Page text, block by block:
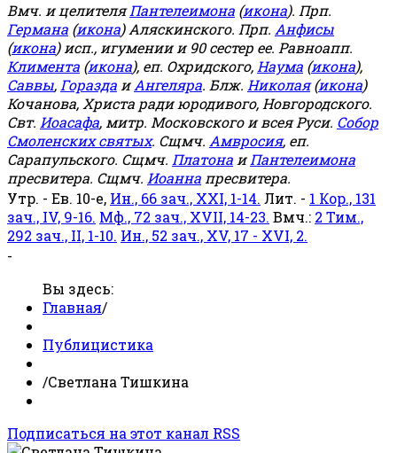
Вмч. и целителяПантелеимона (икона). Прп.
Германа (икона) Аляскинского. Прп. Анфисы
(икона) исп., игумении и 90 сестер ее. Равноапп.
Климента (икона), еп. Охридского, Наума (икона),
Саввы, Горазда иАнгеляра. Блж. Николая(икона)
Кочанова, Христа ради юродивого, Новгородского.
Свт. Иоасафа, митр. Московского и всея Руси. Собор
Смоленских святых. Сщмч. Амвросия, еп.
Сарапульского. Сщмч. Платона иПантелеимона
пресвитера. Сщмч. Иоанна пресвитера.
Утр. - Ев. 10-е, Ин., 66 зач., XXI, 1-14. Лит. - 1 Кор., 131
зач., IV, 9-16. Мф., 72 зач., XVII, 14-23. Вмч.: 2 Тим.,
292 зач., II, 1-10. Ин., 52 зач., XV, 17 - XVI, 2.
-
Вы здесь:
Главная/
Публицистика
/Светлана Тишкина
Подписаться на этот канал RSS